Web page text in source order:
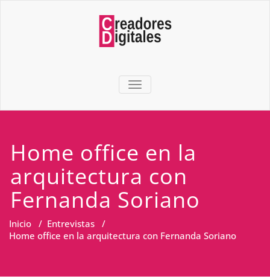
TOGGLE NAVIGATION
Home office en la
arquitectura con
Fernanda Soriano
Inicio / Entrevistas /
Home office en la arquitectura con Fernanda Soriano